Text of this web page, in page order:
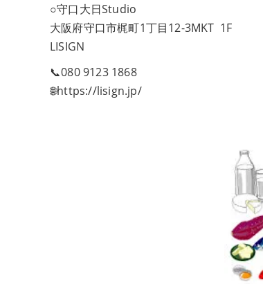
○守口大日Studio
大阪府守口市梶町1丁目12-3MKT 1F
LISIGN
📞080 9123 1868
🌐https://lisign.jp/